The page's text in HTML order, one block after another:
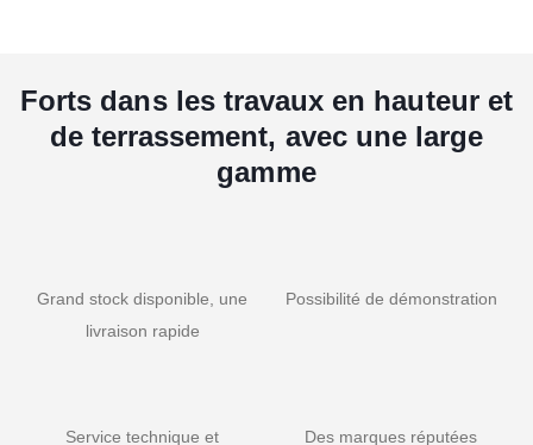
Forts dans les travaux en hauteur et
de terrassement, avec une large
gamme
Grand stock disponible, une
livraison rapide
Possibilité de démonstration
Service technique et
Des marques réputées